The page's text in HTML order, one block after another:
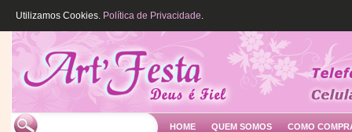
HOME QUEM SOMOS COMO
Utilizamos Cookies. Política de Privacidade.